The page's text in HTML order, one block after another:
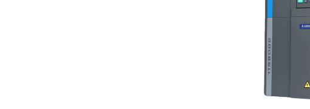
Aby wspierać inicjatywy przemysłu 4.0 i
oraz opcjonalny przemysłowy Ethernet. Umożliwia
zdalnie monitorować stan silnika, odczytywać
w kompleksowe funkcje ochronne, takie jak
bezpieczną pracę w różnych warunkach